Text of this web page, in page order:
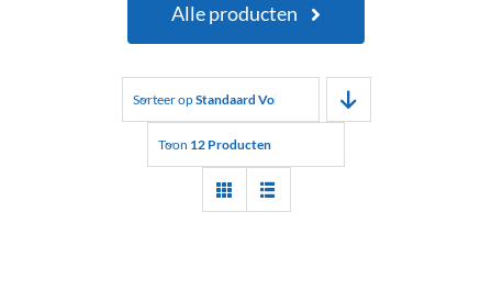
Alle producten
Sorteer opStandaard Volgorde
Toon 12 Producten